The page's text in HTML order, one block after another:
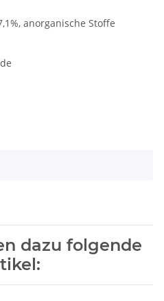
anorganische Stoffe
dazu folgende